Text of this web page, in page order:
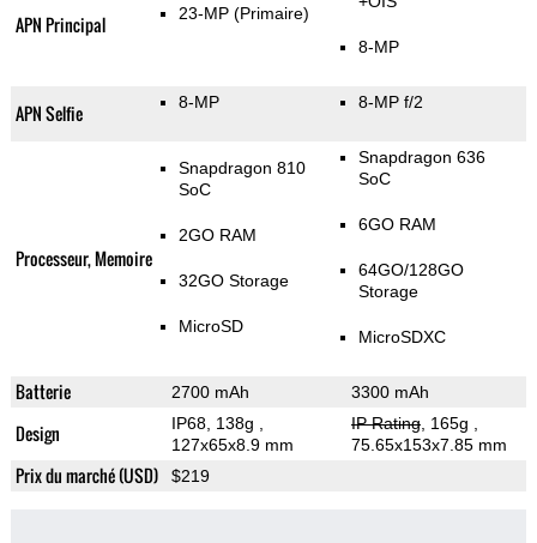
APN Principal 23-MP (Primaire)
8-MP
APN Selfie 8-MP 8-MP f/2
Processeur, Memoire
Snapdragon 810
SoC
2GO RAM
32GO Storage
MicroSD
Snapdragon 636
SoC
6GO RAM
64GO/128GO
Storage
MicroSDXC
Batterie 2700 mAh 3300 mAh
Design IP68, 138g
127x65x8.9 mm
IP Rating, 165g
75.65x153x7.85 mm
Prix du marché (USD) $219